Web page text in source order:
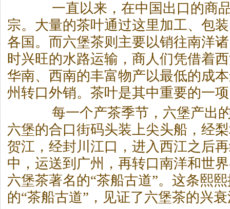
一直以来，在中国出口的商品
宗。大量的茶叶通过这里加工、包
各国。而六堡茶则主要以销往南洋
时兴旺的水路运输，商人们凭借着
华南、西南的丰富物产以最低的成
州转口外销。茶叶是其中重要的一
每一个产茶季节，六堡产出的
六堡的合口街码头装上尖头船，经
贺江，经封川江口，进入西江之后
中，运送到广州，再转口南洋和世
六堡茶著名的“茶船古道”。这条熙
的“茶船古道”，见证了六堡茶的兴